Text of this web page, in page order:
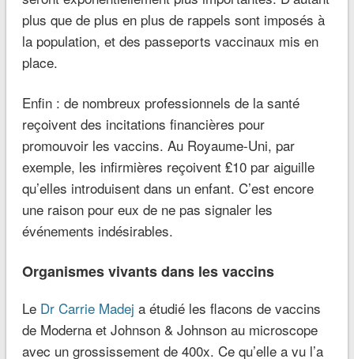
plus que de plus en plus de rappels sont imposés à
la population, et des passeports vaccinaux mis en
place.
Enfin : de nombreux professionnels de la santé
reçoivent des incitations financières pour
promouvoir les vaccins. Au Royaume-Uni, par
exemple, les infirmières reçoivent ₤10 par aiguille
qu’elles introduisent dans un enfant. C’est encore
une raison pour eux de ne pas signaler les
événements indésirables.
Organismes vivants dans les vaccins
Le Dr Carrie Madej a étudié les flacons de vaccins
de Moderna et Johnson & Johnson au microscope
avec un grossissement de 400x. Ce qu’elle a vu l’a